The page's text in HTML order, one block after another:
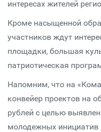
интересах жителей
Кроме насыщенной
участников ждут
площадки, большая
патриотическая
Напомним, что на
конвейер проектов на
рублей с целью
молодежных